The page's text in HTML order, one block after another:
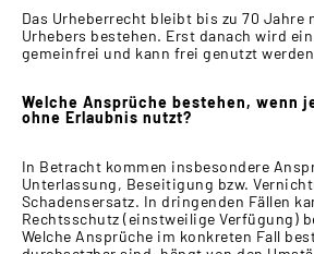
Das Urheberrecht bleibt bis zu 70 Jahre
Urhebers bestehen. Erst danach wird
gemeinfrei und kann frei genutzt
Welche Ansprüche bestehen, wenn
ohne Erlaubnis nutzt?
In Betracht kommen insbesondere
Unterlassung, Beseitigung bzw.
Schadensersatz. In dringenden Fällen
Rechtsschutz (einstweilige Verfügung)
Welche Ansprüche im konkreten Fall